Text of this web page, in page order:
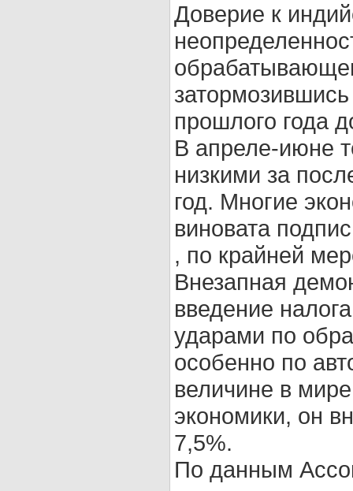
Доверие к
прошлого года
В апреле-июне
низкими за
год. Многие
виновата
, по крайней
Внезапная
введение
ударами по
особенно по
величине в
экономики, он
7,5%.
По данным